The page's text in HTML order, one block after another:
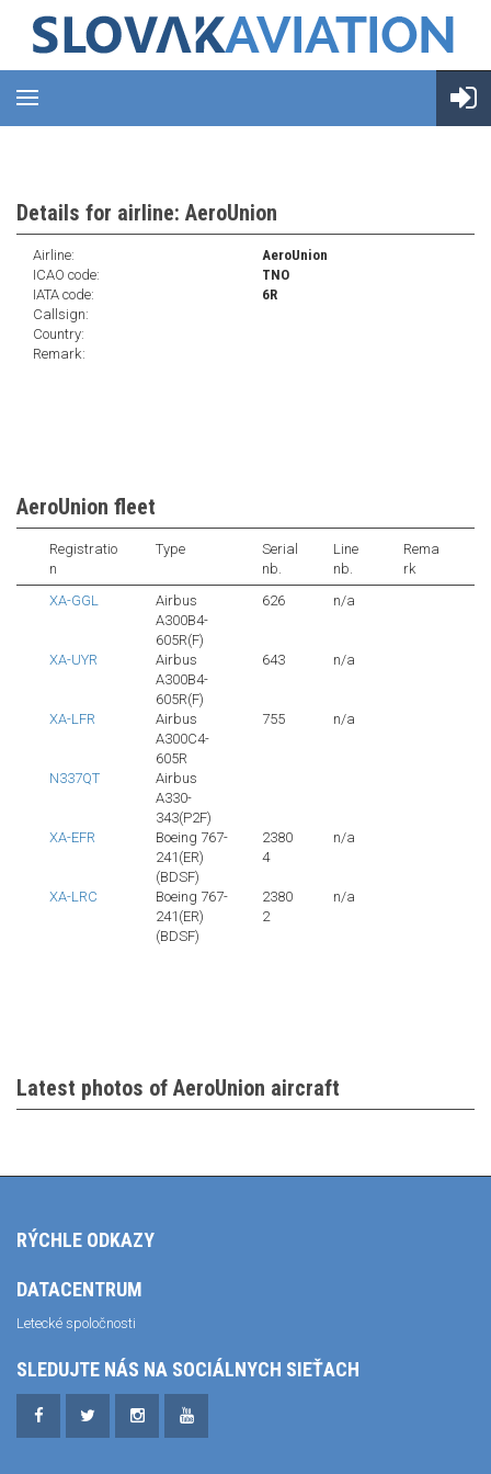
Details for airline: AeroUnion
Airline:
AeroUnion
ICAO code:
TNO
IATA code:
6R
Callsign:
Country:
Remark:
AeroUnion fleet
Registratio
n
Type
Serial
nb.
Line
nb.
Rema
rk
XA-GGL
Airbus
A300B4-
605R(F)
626 n/a
XA-UYR
Airbus
A300B4-
605R(F)
643 n/a
XA-LFR
Airbus
A300C4-
605R
755 n/a
N337QT
Airbus
A330-
343(P2F)
XA-EFR
Boeing 767-
241(ER)
(BDSF)
2380
4
n/a
XA-LRC
Boeing 767-
241(ER)
(BDSF)
2380
2
n/a
Latest photos of AeroUnion aircraft
RÝCHLE ODKAZY
DATACENTRUM
Letecké spoločnosti
SLEDUJTE NÁS NA SOCIÁLNYCH SIEŤACH